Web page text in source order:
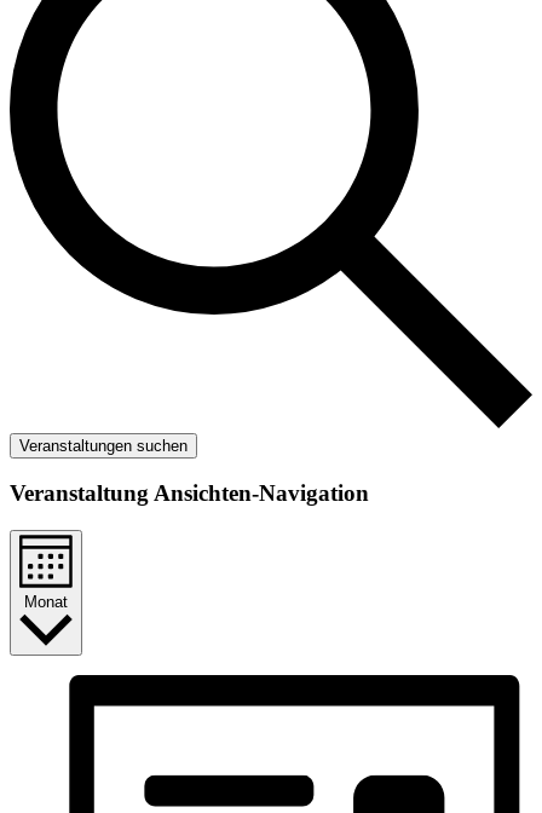
Veranstaltungen suchen
Veranstaltung Ansichten-Navigation
Monat